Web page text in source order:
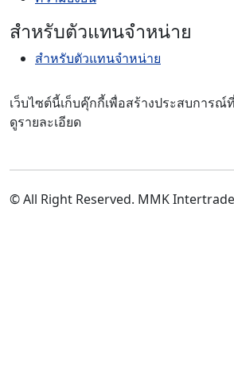
สำหรับตัวแทนจำหน่าย
สำหรับตัวแทนจำหน่าย
เว็บไซต์นี้เก็บคุ๊กกี้เพื่อสร้างประสบการณ์
ดูรายละเอียด
© All Right Reserved. MMK